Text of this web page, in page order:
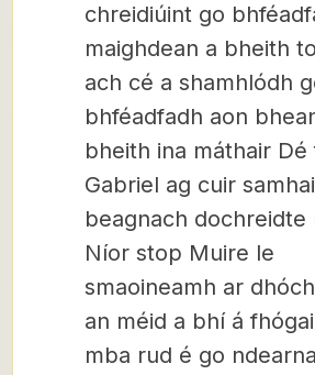
chreidiúint go
maighdean a bheith
ach cé a shamhlódh
bhféadfadh aon
bheith ina máthair Dé
Gabriel ag cuir
beagnach dochreidte
Níor stop Muire le
smaoineamh ar
an méid a bhí á
mba rud é go